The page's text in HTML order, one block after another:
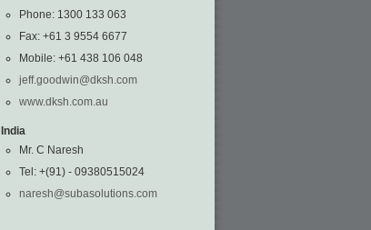
Phone: 1300 133 063
Fax: +61 3 9554 6677
Mobile: +61 438 106 048
jeff.goodwin@dksh.com
www.dksh.com.au
India
Mr. C Naresh
Tel: +(91) - 09380515024
naresh@subasolutions.com